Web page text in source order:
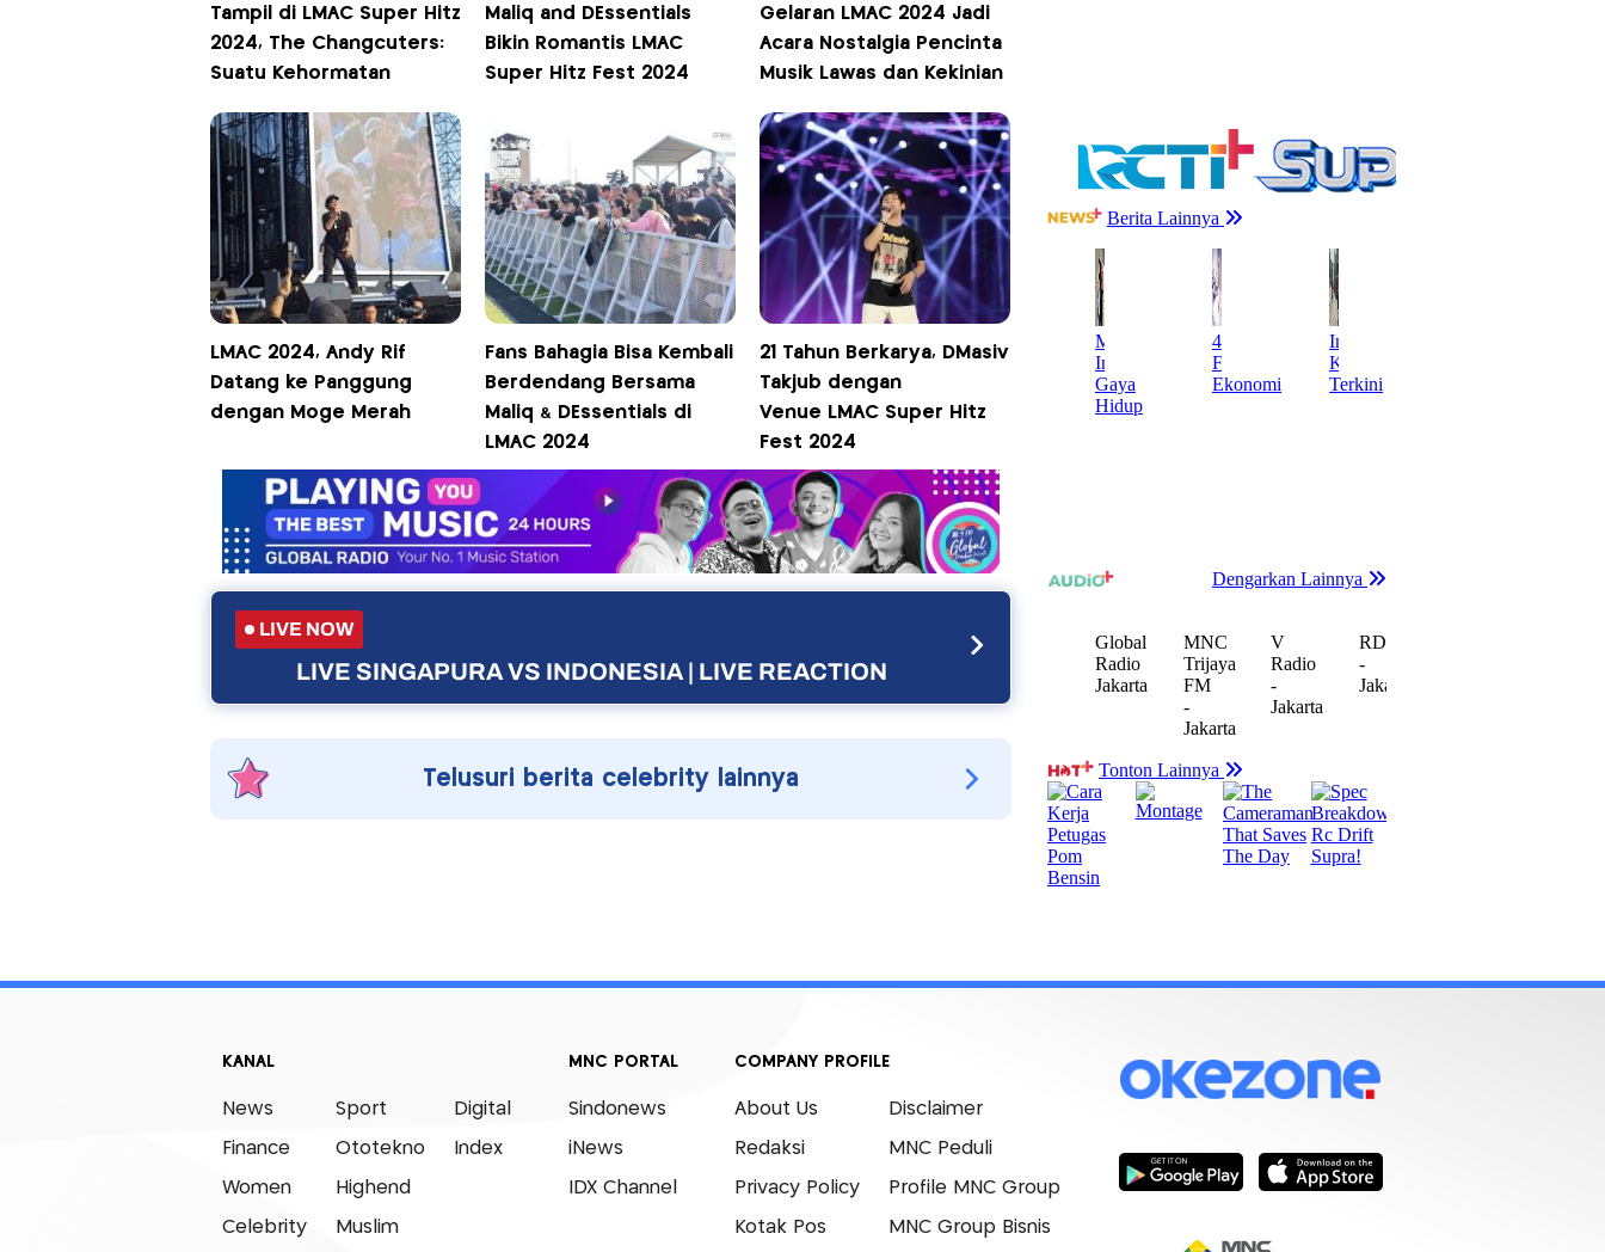
Tampil di LMAC Super Hitz
2024, The Changcuters:
Suatu Kehormatan
Maliq and DEssentials
Bikin Romantis LMAC
Super Hitz Fest 2024
Gelaran LMAC 2024 Jadi
Acara Nostalgia Pencinta
Musik Lawas dan Kekinian
LMAC 2024, Andy Rif
Datang ke Panggung
dengan Moge Merah
Fans Bahagia Bisa Kembali
Berdendang Bersama
Maliq & DEssentials di
LMAC 2024
21 Tahun Berkarya, DMasiv
Takjub dengan
Venue LMAC Super Hitz
Fest 2024
LIVE NOW
LIVE SINGAPURA VS INDONESIA | LIVE REACTION
Telusuri berita celebrity lainnya
KANAL
News
Finance
Women
Celebrity
Sport
Ototekno
Highend
Muslim
Digital
Index
MNC PORTAL
Sindonews
iNews
IDX Channel
COMPANY PROFILE
About Us
Redaksi
Privacy Policy
Kotak Pos
Disclaimer
MNC Peduli
Profile MNC Group
MNC Group Bisnis